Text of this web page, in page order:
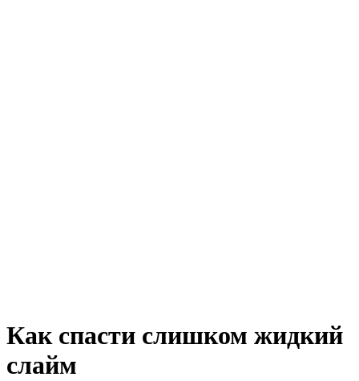
Как спасти слишком жидкий
слайм